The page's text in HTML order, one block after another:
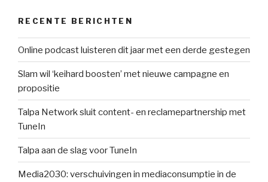
RECENTE BERICHTEN
Online podcast luisteren dit jaar met een derde gestegen
Slam wil ‘keihard boosten’ met nieuwe campagne en
propositie
Talpa Network sluit content- en reclamepartnership met
TuneIn
Talpa aan de slag voor TuneIn
Media2030: verschuivingen in mediaconsumptie in de